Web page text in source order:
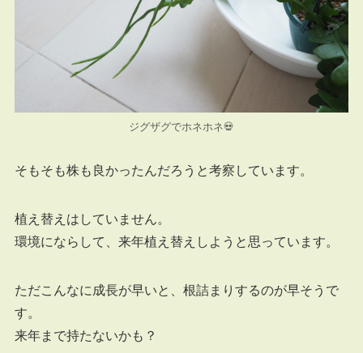
ジグザグでホネホネ💀
そもそも株も良かったんだろうと考察しています。
植え替えはしていません。
環境にならして、来年植え替えしようと思っています。
ただこんなに成長が早いと、根詰まりするのが早そうで
す。
来年まで持たないかも？